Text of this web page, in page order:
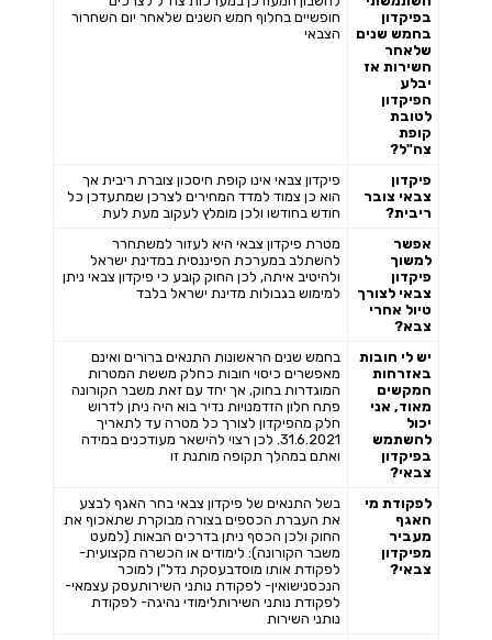
בפיקדון
בחמש שנים
שלאחר
השירות אז
יבלע
הפיקדון
לטובת
קופת
צה"ל?
חופשיים בחלוף חמש השנים שלאחר יום השחרור
הצבאי
פיקדון
צבאי צובר
ריבית?
פיקדון צבאי אינו קופת חיסכון צוברת ריבית אך
הוא כן צמוד למדד המחירים לצרכן שמתעדכן כל
חודש בחודשו ולכן מומלץ לעקוב מעת לעת
אפשר
למשוך
פיקדון
צבאי לצורך
טיול אחרי
צבא?
מטרת פיקדון צבאי היא לעזור למשתחרר
להשתלב במערכת הפיננסית במדינת ישראל
ולהיטיב איתה, לכן החוק קובע כי פיקדון צבאי ניתן
למימוש בגבולות מדינת ישראל בלבד
יש לי חובות
באזרחות
המקשים
מאוד, אני
יכול
להשתמש
בפיקדון
צבאי?
בחמש שנים הראשונות התנאים ברורים ואינם
מאפשרים כיסוי חובות כחלק מששת המטרות
המוגדרות בחוק, אך יחד עם זאת משבר הקורונה
פתח חלון הזדמנויות נדיר בוא היה ניתן לדרוש
חלק מהפיקדון לצורך כל מטרה עד לתאריך
31.6.2021. לכן רצוי להישאר מעודכנים במידה
ואתם במהלך תקופה מותנת זו
לפקודת מי
האגף
מעביר
מפיקדון
צבאי?
בשל התנאים של פיקדון צבאי בחר האגף לבצע
את העברת הכספים בצורה מבוקרת שתאכוף את
החוק ולכן הכסף ניתן בדרכים הבאות (למעט
משבר הקורונה): לימודים או הכשרה מקצועית-
לפקודת אותו מוסדבעסקת נדל"ן למוכר
הנכסנישואין- לפקודת נותני השירותעסק עצמאי-
לפקודת נותני השירותלימודי נהיגה- לפקודת
נותני השירות